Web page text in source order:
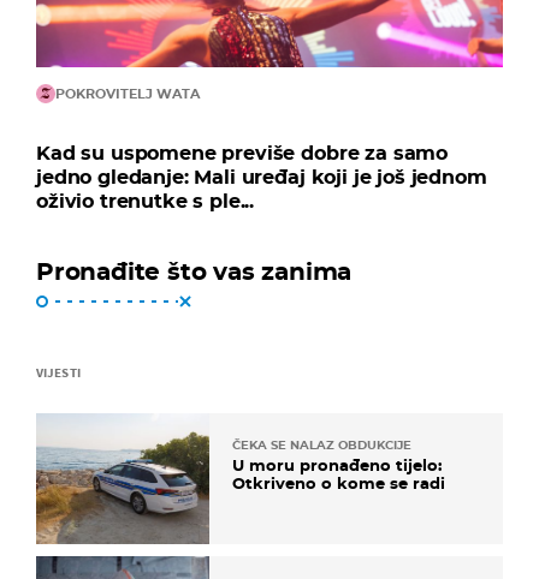
POKROVITELJ WATA
Kad su uspomene previše dobre za samo
jedno gledanje: Mali uređaj koji je još jednom
oživio trenutke s ple...
Pronađite što vas zanima
VIJESTI
ČEKA SE NALAZ OBDUKCIJE
U moru pronađeno tijelo:
Otkriveno o kome se radi